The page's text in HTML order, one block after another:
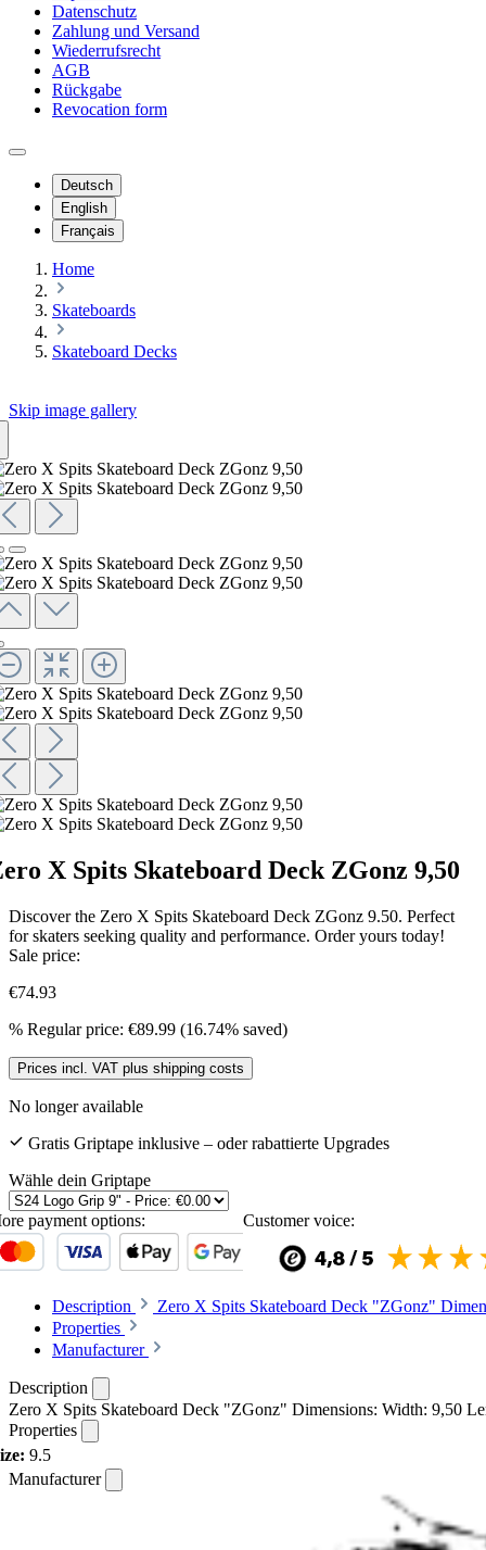
Datenschutz
Zahlung und Versand
Wiederrufsrecht
AGB
Rückgabe
Revocation form
Deutsch
English
Français
Home
Skateboards
Skateboard Decks
Skip image gallery
X Spits Skateboard Deck ZGonz 9,50
Discover the Zero X Spits Skateboard Deck ZGonz 9.50. Perfect
for skaters seeking quality and performance. Order yours today!
Sale price:
€74.93
% Regular price: €89.99 (16.74% saved)
Prices incl. VAT plus shipping costs
No longer available
Gratis Griptape inklusive – oder rabattierte Upgrades
Wähle dein Griptape
payment options: Customer voice:
Description
Zero X Spits Skateboard Deck "ZGonz"
Properties
Manufacturer
Description
Zero X Spits Skateboard Deck "ZGonz" Dimensions: Width: 9,50
Properties
9.5
Manufacturer